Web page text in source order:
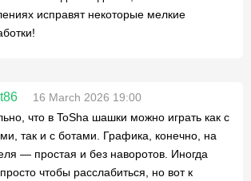
исправят некоторые мелкие
16 March 2026 19:00
что в ToSha шашки можно играть как с
так и с ботами. Графика, конечно, на
— простая и без наворотов. Иногда
чтобы расслабиться, но вот к